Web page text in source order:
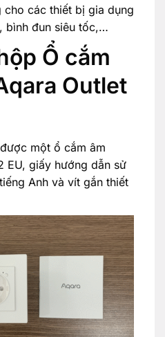
cho các thiết bị gia dụng
bình đun siêu tốc,…
Ổ cắm
Outlet
một ổ cắm âm
EU, giấy hướng dẫn sử
Anh và vít gắn thiết